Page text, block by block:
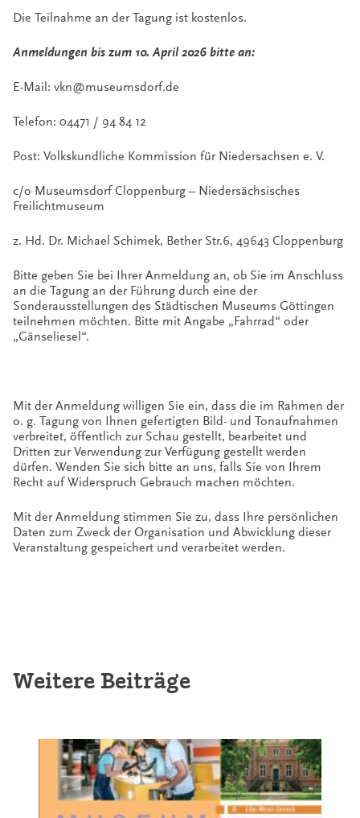
Die Teilnahme an der Tagung ist kostenlos.
Anmeldungen bis zum 10. April 2026 bitte an:
E-Mail: vkn@museumsdorf.de
Telefon: 04471 / 94 84 12
Post: Volkskundliche Kommission für Niedersachsen e. V.
c/o Museumsdorf Cloppenburg – Niedersächsisches
Freilichtmuseum
z. Hd. Dr. Michael Schimek, Bether Str.6, 49643 Cloppenburg
Bitte geben Sie bei Ihrer Anmeldung an, ob Sie im Anschluss
an die Tagung an der Führung durch eine der
Sonderausstellungen des Städtischen Museums Göttingen
teilnehmen möchten. Bitte mit Angabe „Fahrrad“ oder
„Gänseliesel“.
Mit der Anmeldung willigen Sie ein, dass die im Rahmen der
o. g. Tagung von Ihnen gefertigten Bild- und Tonaufnahmen
verbreitet, öffentlich zur Schau gestellt, bearbeitet und
Dritten zur Verwendung zur Verfügung gestellt werden
dürfen. Wenden Sie sich bitte an uns, falls Sie von Ihrem
Recht auf Widerspruch Gebrauch machen möchten.
Mit der Anmeldung stimmen Sie zu, dass Ihre persönlichen
Daten zum Zweck der Organisation und Abwicklung dieser
Veranstaltung gespeichert und verarbeitet werden.
Weitere Beiträge